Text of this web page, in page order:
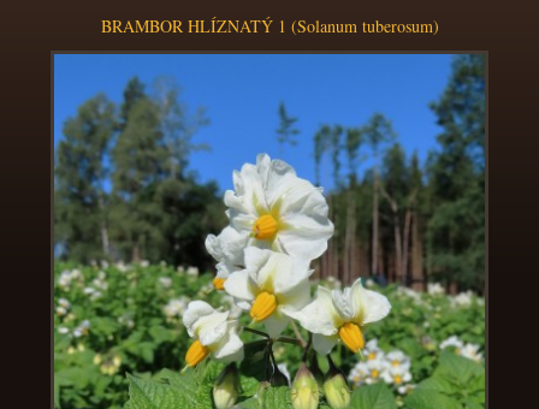
BRAMBOR HLÍZNATÝ 1 (Solanum tuberosum)